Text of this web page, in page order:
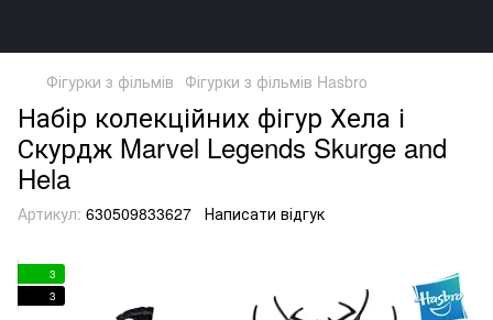
Фігурки з фільмів Фігурки з фільмів Hasbro
Набір колекційних фігур Хела і
Скурдж Marvel Legends Skurge and
Hela
Артикул: 630509833627 Написати відгук
3
3